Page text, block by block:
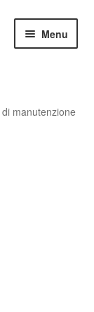
Menu
manutenzione